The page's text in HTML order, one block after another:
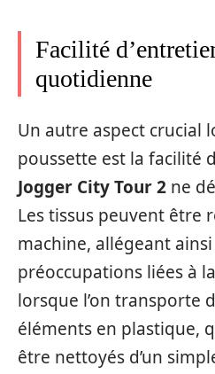
Facilité
quotidienne
Un autre aspect crucial
poussette est la facilité
Jogger City Tour 2 ne
Les tissus peuvent être
machine, allégeant
préoccupations liées à
lorsque l’on transporte
éléments en plastique,
être nettoyés d’un